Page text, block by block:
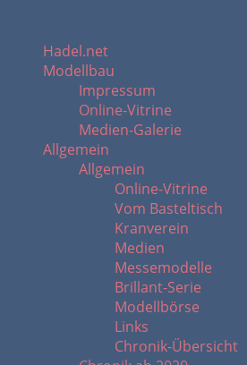
Hadel.net
Modellbau
Impressum
Online-Vitrine
Medien-Galerie
Allgemein
Allgemein
Online-Vitrine
Vom Basteltisch
Kranverein
Medien
Messemodelle
Brillant-Serie
Modellbörse
Links
Chronik-Übersicht